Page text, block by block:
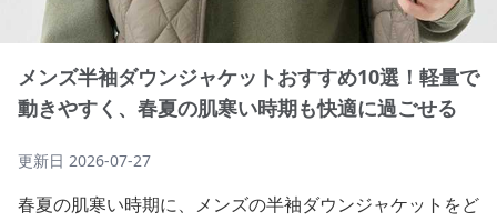
メンズ半袖ダウンジャケットおすすめ10選！軽量で
動きやすく、春夏の肌寒い時期も快適に過ごせる
更新日 2026-07-27
春夏の肌寒い時期に、メンズの半袖ダウンジャケットをど